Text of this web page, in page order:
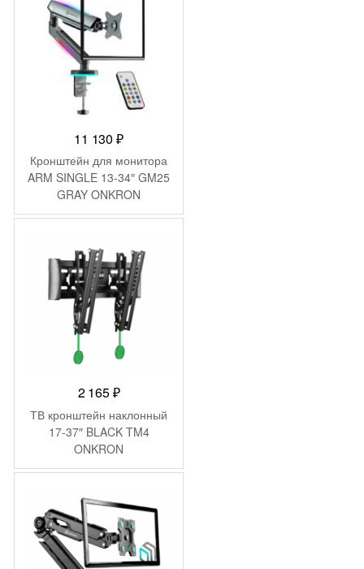
11 130₽
Кронштейн для монитора
ARM SINGLE 13-34″ GM25
GRAY ONKRON
2 165₽
ТВ кронштейн наклонный
17-37″ BLACK TM4
ONKRON